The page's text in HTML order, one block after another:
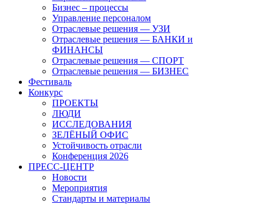
Бизнес – процессы
Управление персоналом
Отраслевые решения — УЗИ
Отраслевые решения — БАНКИ и
ФИНАНСЫ
Отраслевые решения — СПОРТ
Отраслевые решения — БИЗНЕС
Фестиваль
Конкурс
ПРОЕКТЫ
ЛЮДИ
ИССЛЕДОВАНИЯ
ЗЕЛЁНЫЙ ОФИС
Устойчивость отрасли
Конференция 2026
ПРЕСС-ЦЕНТР
Новости
Мероприятия
Стандарты и материалы